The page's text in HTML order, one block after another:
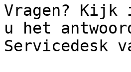
Vragen? Kijk
u het
Servicedesk